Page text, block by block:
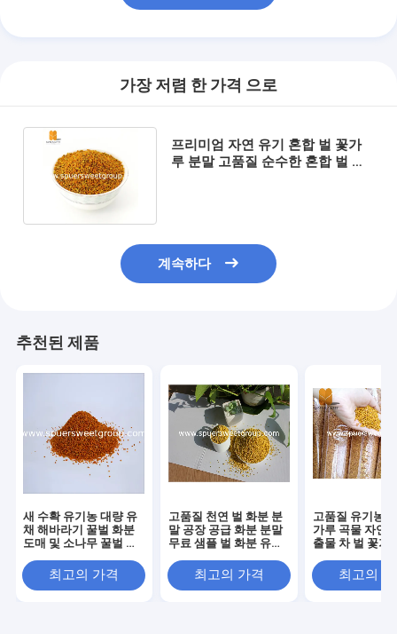
가장 저렴 한 가격 으로
프리미엄 자연 유기 혼합 벌 꽃가
루 분말 고품질 순수한 혼합 벌 꽃
계속하다
추천된 제품
새 수확 유기농 대량 유
채 해바라기 꿀벌 화분
도매 및 소나무 꿀벌 화
최고의 가격
고품질 천연 벌 화분 분
말 공장 공급 화분 분말
무료 샘플 벌 화분 유기
최고의 가격
고품질 유기농
가루 곡물 자연
출물 차 벌 꽃가
최고의